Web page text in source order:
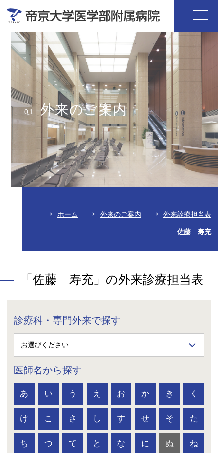
01 外来のご案内
ホーム 外来のご案内 外来診療担当表
佐藤 寿充
「佐藤 寿充」の外来診療担当表
診療科・専門外来で探す
医師名から探す
あ い う え お か き く
け こ さ し す せ そ た
ち つ て と な に ぬ ね